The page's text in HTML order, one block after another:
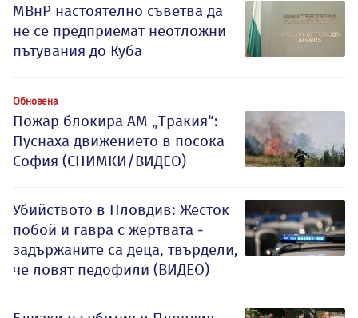
МВнР настоятелно съветва да
не се предприемат неотложни
пътувания до Куба
Обновена
Пожар блокира АМ „Тракия“:
Пуснаха движението в посока
София (СНИМКИ/ВИДЕО)
Убийството в Пловдив: Жесток
побой и гавра с жертвата -
задържаните са деца, твърдели,
че ловят педофили (ВИДЕО)